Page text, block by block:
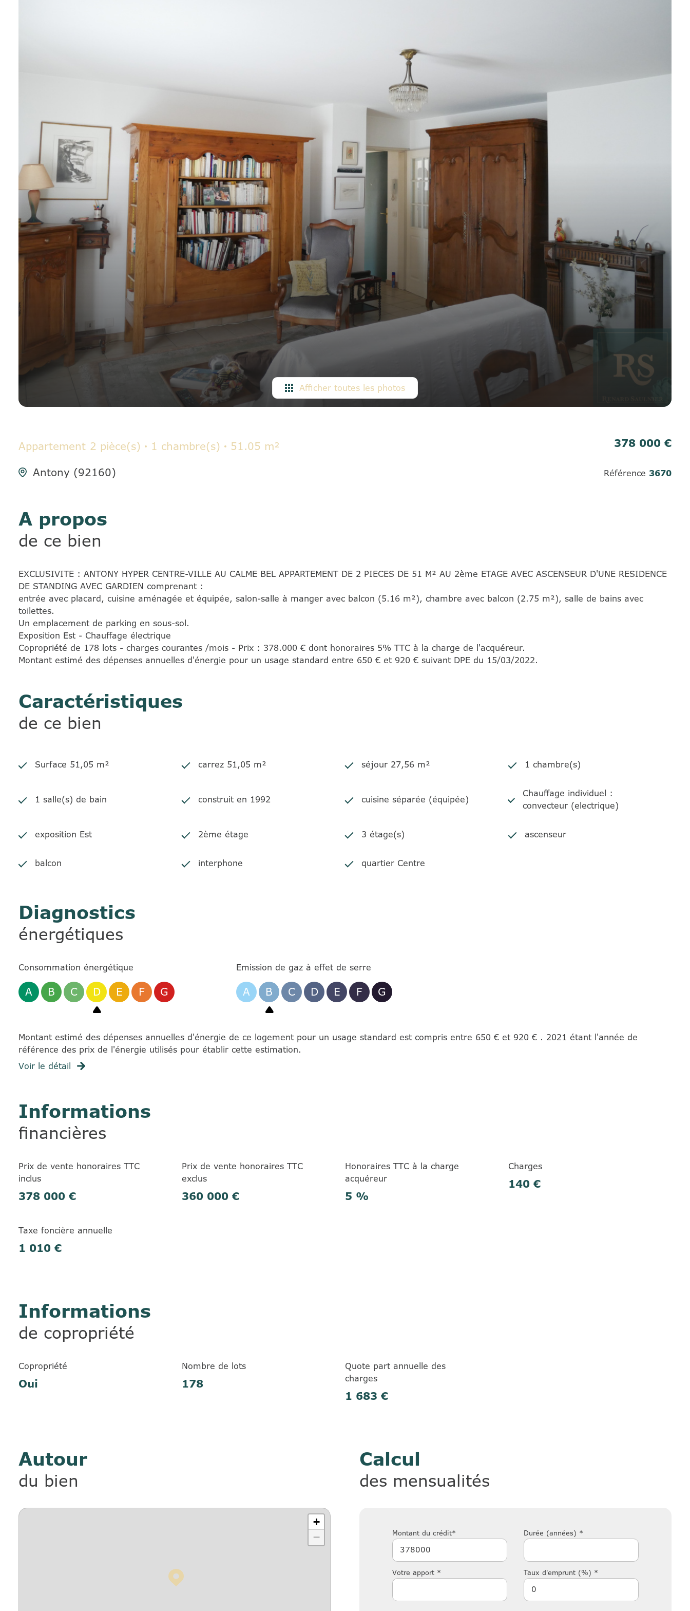
Afficher toutes les photos
Appartement 2 pièce(s) 1 chambre(s)
51.05 m²
Antony (92160)
378 000 €
Référence 3670
A propos
de ce bien
EXCLUSIVITE : ANTONY HYPER CENTRE-VILLE AU CALME BEL APPARTEMENT DE 2 PIECES DE 51 M² AU 2ème ETAGE AVEC ASCENSEUR D'UNE RESIDENCE
DE STANDING AVEC GARDIEN comprenant :
entrée avec placard, cuisine aménagée et équipée, salon-salle à manger avec balcon (5.16 m²), chambre avec balcon (2.75 m²), salle de bains avec
toilettes.
Un emplacement de parking en sous-sol.
Exposition Est - Chauffage électrique
Copropriété de 178 lots - charges courantes /mois - Prix : 378.000 € dont honoraires 5% TTC à la charge de l'acquéreur.
Montant estimé des dépenses annuelles d'énergie pour un usage standard entre 650 € et 920 € suivant DPE du 15/03/2022.
Caractéristiques
de ce bien
Surface 51,05 m² carrez 51,05 m² séjour 27,56 m² 1 chambre(s)
1 salle(s) de bain construit en 1992 cuisine séparée (équipée)
Chauffage individuel :
convecteur (electrique)
exposition Est 2ème étage 3 étage(s) ascenseur
balcon interphone quartier Centre
Diagnostics
énergétiques
Consommation énergétique
A B C D E F G
Emission de gaz à effet de serre
A B C D E F G
Montant estimé des dépenses annuelles d'énergie de ce logement pour un usage standard est compris entre 650 € et 920 € . 2021 étant l'année de
référence des prix de l'énergie utilisés pour établir cette estimation.
Voir le détail
Informations
financières
Prix de vente honoraires TTC
inclus
378 000 €
Prix de vente honoraires TTC
exclus
360 000 €
Honoraires TTC à la charge
acquéreur
5 %
Charges
140 €
Taxe foncière annuelle
1 010 €
Informations
de copropriété
Copropriété
Oui
Nombre de lots
178
Quote part annuelle des
charges
1 683 €
Autour
du bien
+
−
Calcul
des mensualités
Montant du crédit* Durée (années) *
Votre apport * Taux d'emprunt (%) *